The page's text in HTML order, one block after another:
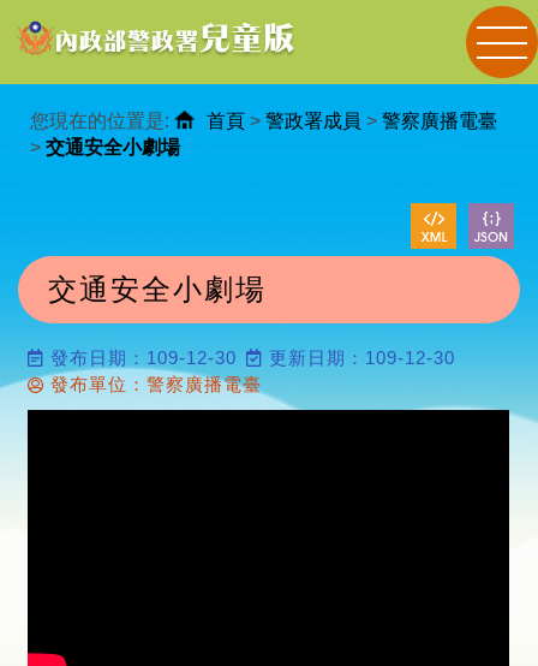
您現在的位置是: 首頁 > 警政署成員 > 警察廣播電臺
> 交通安全小劇場
交通安全小劇場
發布日期：109-12-30
更新日期：109-12-30
發布單位：警察廣播電臺